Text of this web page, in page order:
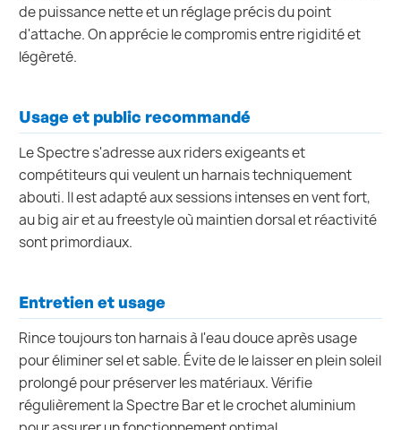
de puissance nette et un réglage précis du point
d'attache. On apprécie le compromis entre rigidité et
légèreté.
Usage et public recommandé
Le Spectre s'adresse aux riders exigeants et
compétiteurs qui veulent un harnais techniquement
abouti. Il est adapté aux sessions intenses en vent fort,
au big air et au freestyle où maintien dorsal et réactivité
sont primordiaux.
Entretien et usage
Rince toujours ton harnais à l'eau douce après usage
pour éliminer sel et sable. Évite de le laisser en plein soleil
prolongé pour préserver les matériaux. Vérifie
régulièrement la Spectre Bar et le crochet aluminium